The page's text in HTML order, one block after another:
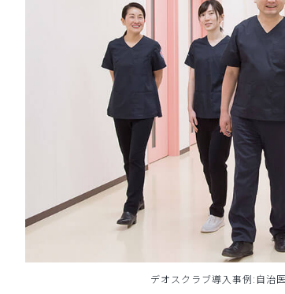
デオスクラブ導入事例:自治